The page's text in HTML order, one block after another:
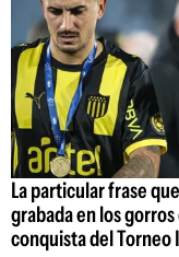
La particular frase
grabada en los
conquista del